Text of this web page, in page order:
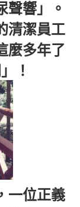
聲響」。
清潔員工
麼多年了
！
一位正義